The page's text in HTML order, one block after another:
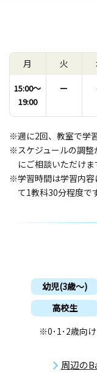
月
15:00〜
19:00
火
ー
※週に2回、教室で学
※スケジュールの調整
にご相談いただけま
※学習時間は学習内容
て1教科30分程度で
幼児(3歳〜)
高校生
※0･1･2歳向
周辺の